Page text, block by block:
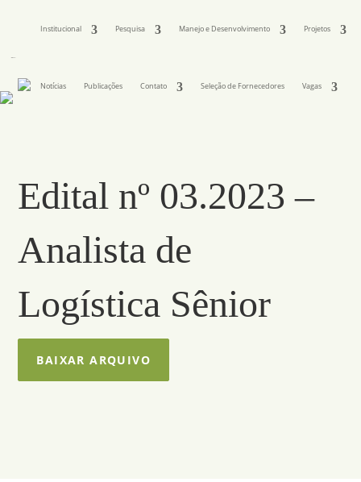
Institucional Pesquisa Manejo e Desenvolvimento Projetos
Notícias Publicações Contato Seleção de Fornecedores Vagas
Edital nº 03.2023 –
Analista de
Logística Sênior
BAIXAR ARQUIVO